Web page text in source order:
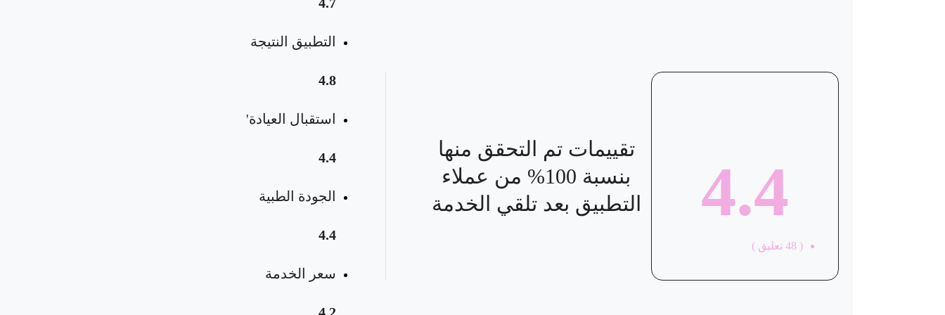
4.4
(
48 تعليق )
تقييمات تم التحقق منها
بنسبة 100% من عملاء
التطبيق بعد تلقي الخدمة
التطبيق النتيجة
4.8
استقبال العيادة'
4.4
الجودة الطبية
4.4
سعر الخدمة